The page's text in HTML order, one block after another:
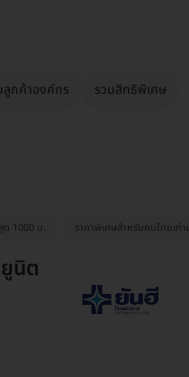
ลูกค้าองค์กร รวมสิทธิพิเศษ
ด 1000 บ. ราคาพิเศษสำหรับคนไทยเท่
นิต